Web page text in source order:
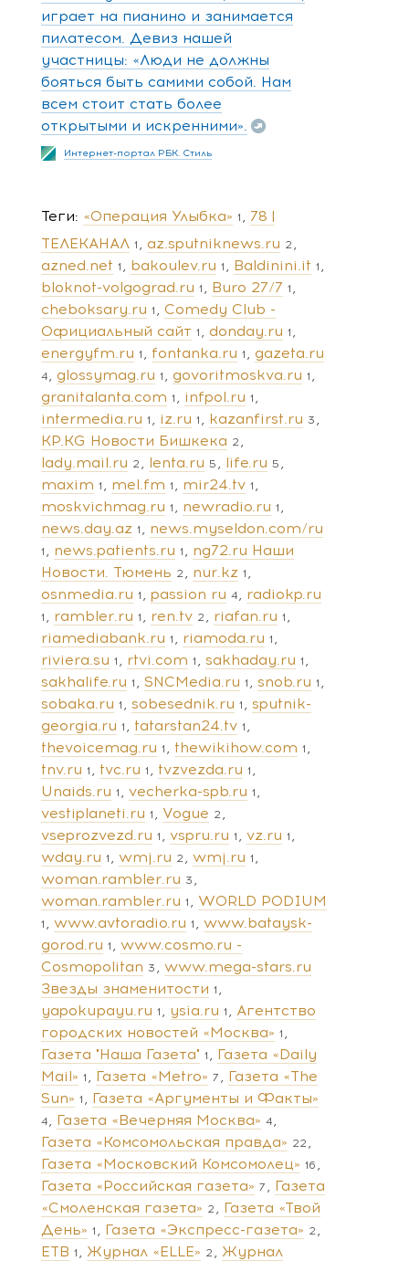
играет на пианино и занимается
пилатесом. Девиз нашей
участницы: «Люди не должны
бояться быть самими собой. Нам
всем стоит стать более
открытыми и искренними».
Интернет-портал РБК. Стиль
Теги «Операция Улыбка» 1
78 |
ТЕЛЕКАНАЛ 1 az.sputniknews.ru 2
azned.net 1 bakoulev.ru 1 Baldinini.it 1
bloknot-volgograd.ru 1 Buro 27/7 1
cheboksary.ru 1
Comedy Club -
Официальный сайт 1 donday.ru 1
energyfm.ru 1 fontanka.ru 1 gazeta.ru
4 glossymag.ru 1 govoritmoskva.ru 1
granitalanta.com 1 infpol.ru 1
intermedia.ru 1 iz.ru 1 kazanfirst.ru 3
KP.KG Новости Бишкека 2
lady.mail.ru 2 lenta.ru 5 life.ru 5
maxim 1 mel.fm 1 mir24.tv 1
moskvichmag.ru 1 newradio.ru 1
news.day.az 1 news.myseldon.com/ru
1 news.patients.ru 1
ng72.ru Наши
Новости. Тюмень 2 nur.kz 1
osnmedia.ru 1 passion ru 4 radiokp.ru
1 rambler.ru 1 ren.tv 2 riafan.ru 1
riamediabank.ru 1 riamoda.ru 1
riviera.su 1 rtvi.com 1 sakhaday.ru 1
sakhalife.ru 1 SNCMedia.ru 1 snob.ru 1
sobaka.ru 1 sobesednik.ru 1
sputnik-
georgia.ru 1 tatarstan24.tv 1
thevoicemag.ru 1 thewikihow.com 1
tnv.ru 1 tvc.ru 1 tvzvezda.ru 1
Unaids.ru 1 vecherka-spb.ru 1
vestiplaneti.ru 1 Vogue 2
vseprozvezd.ru 1 vspru.ru 1 vz.ru 1
wday.ru 1 wmj.ru 2 wmj.ru 1
woman.rambler.ru 3
woman.rambler.ru 1 WORLD PODIUM
1 www.avtoradio.ru 1
www.bataysk-
gorod.ru 1
www.cosmo.ru -
Cosmopolitan 3
www.mega-stars.ru
Звезды знаменитости 1
yapokupayu.ru 1 ysia.ru 1
Агентство
городских новостей «Москва» 1
Газета "Наша Газета" 1
Газета «Daily
Mail» 1 Газета «Metro» 7
Газета «The
Sun» 1 Газета «Аргументы и Факты»
4 Газета «Вечерняя Москва» 4
Газета «Комсомольская правда» 22
Газета «Московский Комсомолец» 16
Газета «Российская газета» 7
Газета
«Смоленская газета» 2
Газета «Твой
День» 1 Газета «Экспресс-газета» 2
ЕТВ 1 Журнал «ELLE» 2
Журнал